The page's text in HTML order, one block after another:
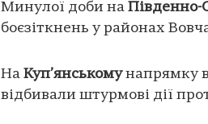
Минулої доби на Південно-
боєзіткнень у районах
На Куп’янськомунапрямку
відбивали штурмові дії